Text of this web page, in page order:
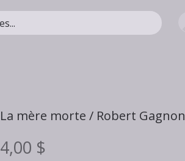
La mère morte / Robert Gagnon
4,00 $